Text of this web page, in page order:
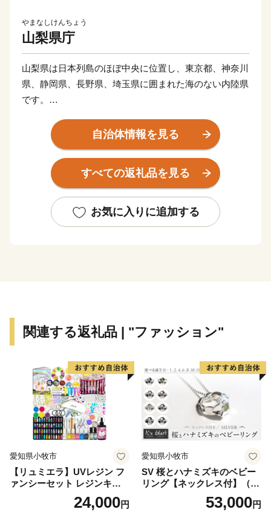
やまなしけんちょう
山梨県庁
山梨県は日本列島のほぼ中央に位置し、東京都、神奈川
県、静岡県、長野県、埼玉県に囲まれた海のない内陸県
です。
78%を森林が占め、富士山、八ヶ岳、南アルプスなどの
自然豊かな観光資源に恵まれています。
また、豊富な水と太陽の恵みが育んださまざまな農産
「やまなしブランド」として、国内外で認知されていま
の特急で新宿～甲府が90分で結ばれるなど、東京圏から
の利便性が高い地域です。
また、リニア中央新幹線の開業（予定）や中部横断自動
車道の整備等により、さらに利便性の向上が期待されて
います。
◆ 贈呈するお礼の品(返礼品)は、山梨県以外の都道府
◆ 返礼品の贈呈は個人の方に限ります。(法人は対象
自治体情報を見る
すべての返礼品を見る
お気に入りに追加する
関連する返礼品 | "ファッション"
愛知県小牧市
【リュミエラ】UVレジン フ
ァンシーセット レジンキッ
ト ハンドメイド レジンクラ
フト アクセサリーキット 手
24,000円
愛知県小牧市
SV 桜とハナミズキのベビー
リング【ネックレス付】（1.
2.4.6.8.10.11.12月）53,000円